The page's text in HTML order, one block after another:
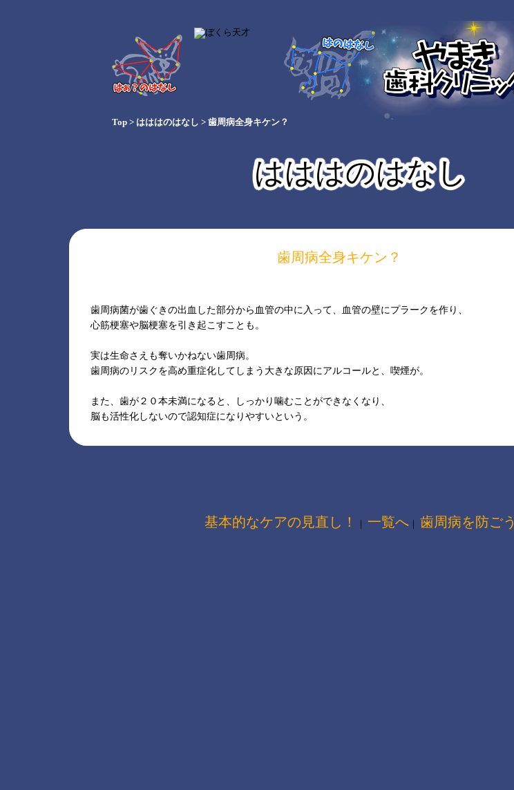
Top > はははのはなし > 歯周病全身キケン？
はははのはなし
歯周病全身キケン？
歯周病菌が歯ぐきの出血した部分から血管の中に入って、血管の壁にプラークを作り、
心筋梗塞や脳梗塞を引き起こすことも。
実は生命さえも奪いかねない歯周病。
歯周病のリスクを高め重症化してしまう大きな原因にアルコールと、喫煙が。
また、歯が２０本未満になると、しっかり噛むことができなくなり、
脳も活性化しないので認知症になりやすいという。
基本的なケアの見直し！ ｜ 一覧へ ｜ 歯周病を防ごう